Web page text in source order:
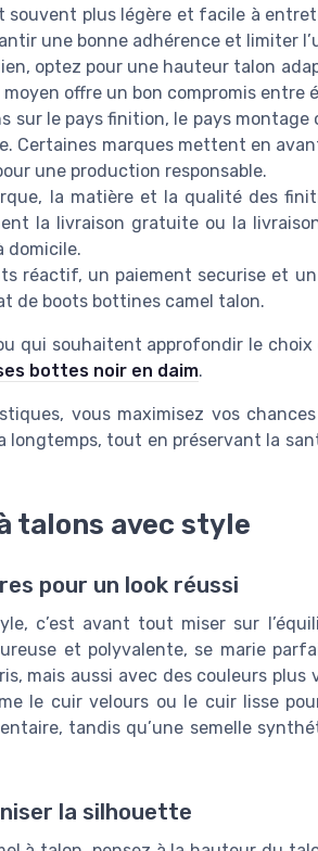
souvent plus légère et facile à
une bonne adhérence et limiter
optez pour une hauteur talon
offre un bon compromis entre
sur le pays finition, le pays montage
Certaines marques mettent en
une production responsable.
la matière et la qualité des
la livraison gratuite ou la
domicile.
réactif, un paiement securise et
de boots bottines camel talon.
qui souhaitent approfondir le
bottes noir en daim.
vous maximisez vos
longtemps, tout en préservant la
talons avec style
pour un look réussi
c’est avant tout miser sur
et polyvalente, se marie
mais aussi avec des couleurs
le cuir velours ou le cuir lisse
tandis qu’une semelle
la silhouette